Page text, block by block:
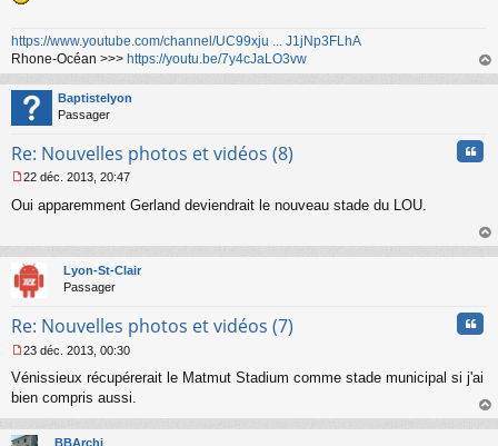
n
u
https://www.youtube.com/channel/UC99xju ... J1jNp3FLhA
Rhone-Océan >>> https://youtu.be/7y4cJaLO3vw
au
Baptistelyon
Passager
Re: Nouvelles photos et vidéos (8)
e
a
g
e
o
l
u
22 déc. 2013, 20:47
Oui apparemment Gerland deviendrait le nouveau stade du LOU.
au
Lyon-St-Clair
Passager
Re: Nouvelles photos et vidéos (7)
e
s
a
23 déc. 2013, 00:30
Vénissieux récupérerait le Matmut Stadium comme stade municipal si j'ai
bien compris aussi.
au
BBArchi